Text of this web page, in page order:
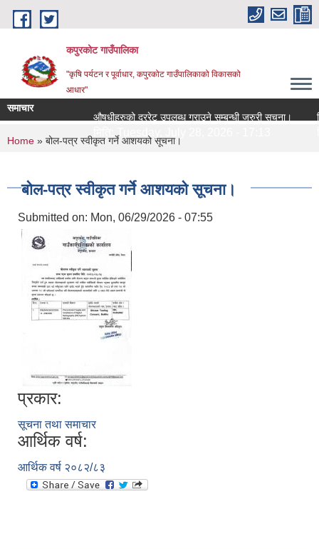
Skip to main content
कपुरकोट गाउँपालिका
"कृषि पर्यटन र पूर्वाधार, कपुरकोट गाउँपालिकाको विकासको
आधार"
समाचार
औषधीहरुको दररेट उपलब्ध गराउने सम्बन्धी जरुरी सूचना।
Tuesday, July 28, 2026 - 17:13
You are here
Home » बोल-पत्र स्वीकृत गर्ने आशयको सूचना।
बोल-पत्र स्वीकृत गर्ने आशयको सूचना।
Submitted on: Mon, 06/29/2026 - 07:55
प्रकार:
सूचना तथा समाचार
आर्थिक वर्ष:
आर्थिक वर्ष २०८२/८३